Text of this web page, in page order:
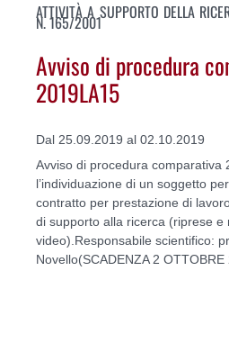
ATTIVITÀ A SUPPORTO DELLA
N. 165/2001
Avviso di procedura
2019LA15
Dal 25.09.2019 al 02.10.2019
Avviso di procedura comparativa
l’individuazione di un soggetto
contratto per prestazione di
di supporto alla ricerca (riprese e
video).Responsabile scientifico:
Novello(SCADENZA 2